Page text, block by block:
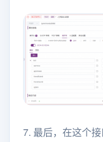
7. 最后，在这个